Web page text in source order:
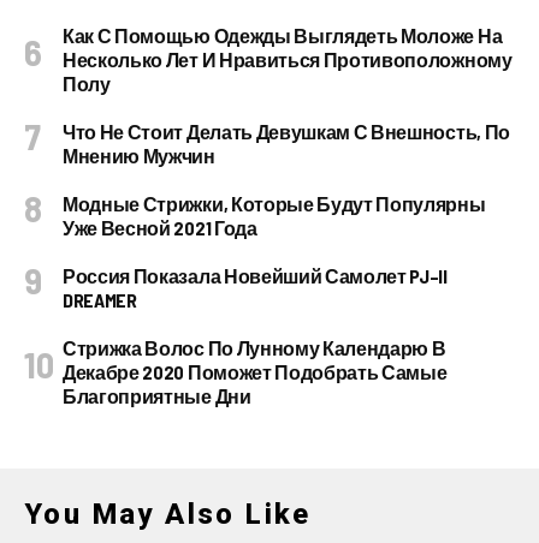
Как С Помощью Одежды Выглядеть Моложе На
Несколько Лет И Нравиться Противоположному
Полу
Что Не Стоит Делать Девушкам С Внешность, По
Мнению Мужчин
Модные Стрижки, Которые Будут Популярны
Уже Весной 2021 Года
Россия Показала Новейший Самолет PJ–II
DREAMER
Стрижка Волос По Лунному Календарю В
Декабре 2020 Поможет Подобрать Самые
Благоприятные Дни
You May Also Like